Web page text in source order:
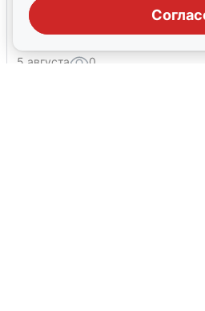
Взрывы в Воронеже
тревоги
5 августа 0